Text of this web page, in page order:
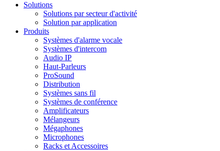
Solutions
Solutions par secteur d'activité
Solution par application
Produits
Systèmes d'alarme vocale
Systèmes d'intercom
Audio IP
Haut-Parleurs
ProSound
Distribution
Systèmes sans fil
Systèmes de conférence
Amplificateurs
Mélangeurs
Mégaphones
Microphones
Racks et Accessoires